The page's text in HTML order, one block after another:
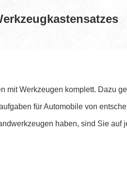
Werkzeugen komplett. Dazu
für Automobile von
haben, sind Sie auf